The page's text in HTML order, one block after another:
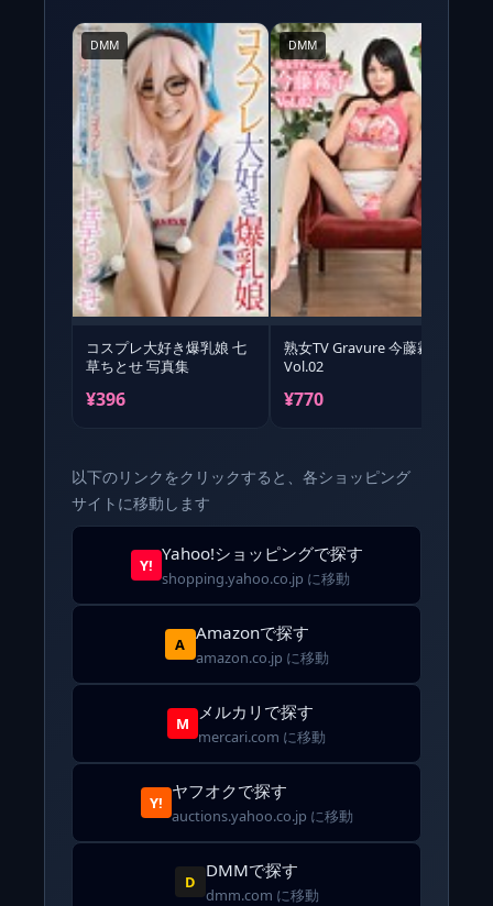
DMM
コスプレ大好き爆乳娘 七
草ちとせ 写真集
¥396
DMM
熟女TV Gravure 今藤霧子
Vol.02
¥770
以下のリンクをクリックすると、各ショッピング
サイトに移動します
Y!
Yahoo!ショッピングで探す
shopping.yahoo.co.jp に移動
A
Amazonで探す
amazon.co.jp に移動
M
メルカリで探す
mercari.com に移動
Y!
ヤフオクで探す
auctions.yahoo.co.jp に移動
D
DMMで探す
dmm.com に移動